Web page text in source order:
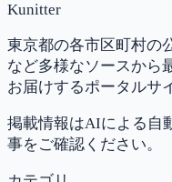
Kunitter
東京都の各市区町村の
など多様なソースから
お届けするポータルサ
掲載情報はAIによる自
事をご確認ください。